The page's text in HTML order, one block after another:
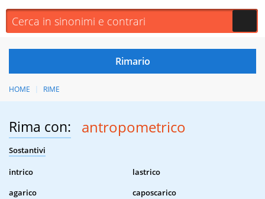
HOME RIME
Rima con: antropometrico
Sostantivi
intrico
lastrico
agarico
caposcarico